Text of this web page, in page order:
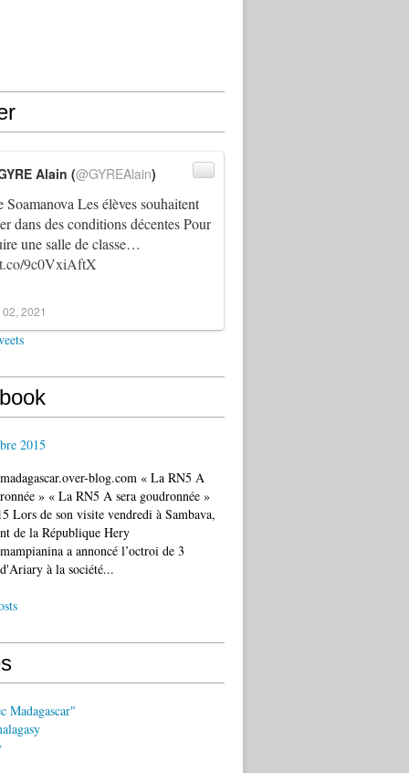
Soamanova Les élèves souhaitent
dans des conditions décentes Pour
une salle de classe…
9c0VxiAftX
Alain (@GYREAlain)
2021
2015
blog.com « La RN5 A
» « La RN5 A sera goudronnée »
Lors de son visite vendredi à Sambava,
de la République Hery
a annoncé l’octroi de 3
à la société...
Madagascar"